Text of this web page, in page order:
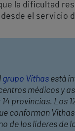
la dificultad
desde el servicio
grupo Vithas está
médicos y
provincias. Los
conforman
de los líderes de